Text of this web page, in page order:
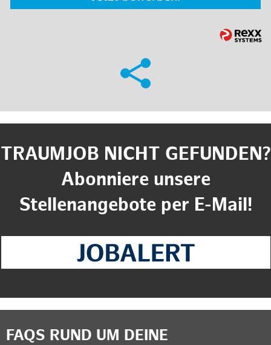
TRAUMJOB NICHT GEFUNDEN?
Abonniere unsere
Stellenangebote per E-Mail!
FAQS RUND UM DEINE